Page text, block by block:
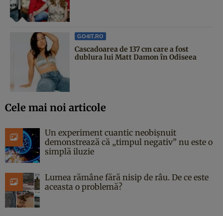
GO4IT.RO
Cascadoarea de 137 cm care a fost
dublura lui Matt Damon în Odiseea
Cele mai noi articole
Un experiment cuantic neobișnuit
demonstrează că „timpul negativ” nu este o
simplă iluzie
Lumea rămâne fără nisip de râu. De ce este
aceasta o problemă?